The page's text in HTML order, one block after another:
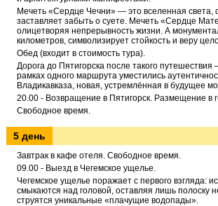
Мечеть «Сердце Чечни» — это вселенная света,
заставляет забыть о суете. Мечеть «Сердце
олицетворяя непрерывность жизни. А
километров, символизирует стойкость и веру
Обед (входит в стоимость тура).
Дорога до Пятигорска после такого
рамках одного маршрута уместились
Владикавказа, новая, устремлённая в будущее
20.00 - Возвращение в Пятигорск. Размещение в
Свободное время.
5 день
Завтрак в кафе отеля. Свободное время.
09.00 - Выезд в Чегемское ущелье.
Чегемское ущелье поражает с первого взгляда:
смыкаются над головой, оставляя лишь полоску
струятся уникальные «плачущие водопады».